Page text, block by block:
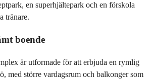
en superhjältepark och en förskola
tränare.
boende
är utformade för att erbjuda en rymlig
med större vardagsrum och balkonger som